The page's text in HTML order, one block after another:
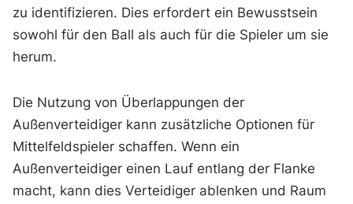
zu identifizieren. Dies erfordert ein Bewusstsein
sowohl für den Ball als auch für die Spieler um sie
herum.
Die Nutzung von Überlappungen der
Außenverteidiger kann zusätzliche Optionen für
Mittelfeldspieler schaffen. Wenn ein
Außenverteidiger einen Lauf entlang der Flanke
macht, kann dies Verteidiger ablenken und Raum